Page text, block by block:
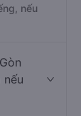
nếu
nếu